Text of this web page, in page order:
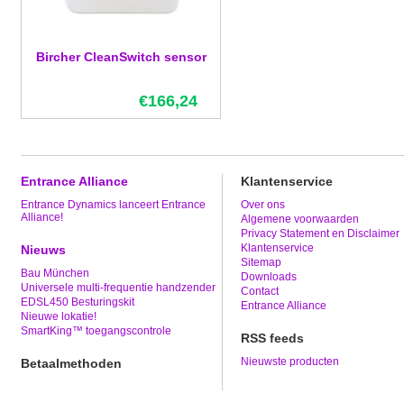
Bircher CleanSwitch sensor
€166,24
Entrance Alliance
Entrance Dynamics lanceert Entrance
Alliance!
Nieuws
Bau München
Universele multi-frequentie handzender
EDSL450 Besturingskit
Nieuwe lokatie!
SmartKing™ toegangscontrole
Betaalmethoden
Klantenservice
Over ons
Algemene voorwaarden
Privacy Statement en Disclaimer
Klantenservice
Sitemap
Downloads
Contact
Entrance Alliance
RSS feeds
Nieuwste producten